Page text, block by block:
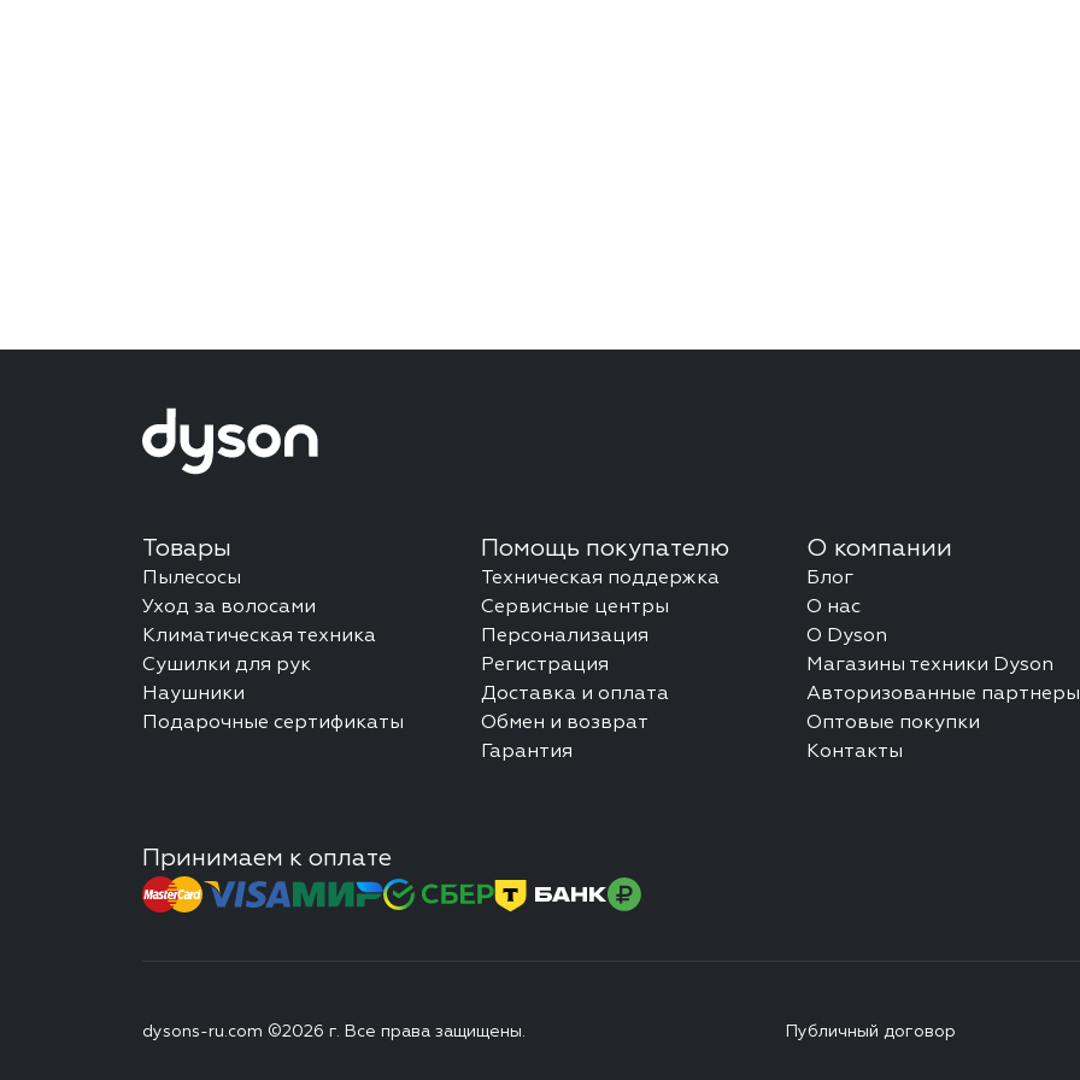
Товары
Пылесосы
Уход за волосами
Климатическая техника
Сушилки для рук
Наушники
Подарочные сертификаты
Помощь покупателю
Техническая поддержка
Сервисные центры
Персонализация
Регистрация
Доставка и оплата
Обмен и возврат
Гарантия
О компании
Блог
О нас
О Dyson
Магазины техники Dyson
Авторизованные партнеры
Оптовые покупки
Контакты
Принимаем к оплате
dysons-ru.com ©2026 г. Все права защищены. Публичный договор